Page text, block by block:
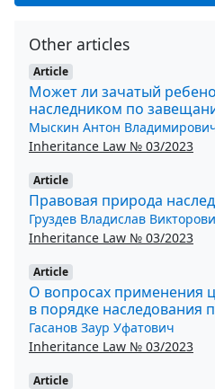
Other articles
Article
Может ли зачатый
наследником по
Мыскин Антон
Inheritance Law № 03/2023
Article
Правовая природа
Груздев Владислав
Inheritance Law № 03/2023
Article
О вопросах применения
в порядке наследования
Гасанов Заур Уфатович
Inheritance Law № 03/2023
Article